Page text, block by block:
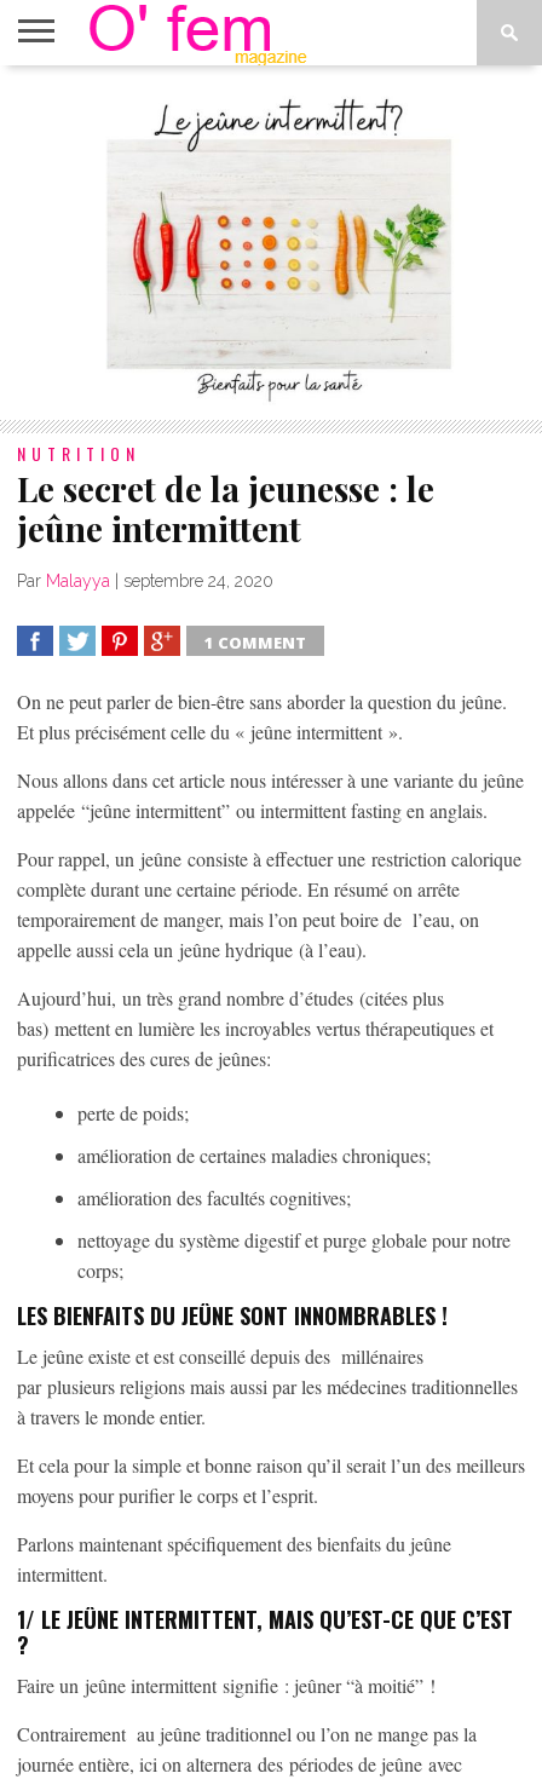
DÉCONSTRUIRE
NUTRITION
Le secret de la jeunesse : le
jeûne intermittent
Par Malayya | septembre 24, 2020
1 COMMENT
On ne peut parler de bien-être sans aborder la question du jeûne.
Et plus précisément celle du « jeûne intermittent ».
Nous allons dans cet article nous intéresser à une variante du jeûne
appelée “jeûne intermittent” ou intermittent fasting en anglais.
Pour rappel, un jeûne consiste à effectuer une restriction calorique
complète durant une certaine période. En résumé on arrête
temporairement de manger, mais l’on peut boire de l’eau, on
appelle aussi cela un jeûne hydrique (à l’eau).
Aujourd’hui, un très grand nombre d’études (citées plus
bas) mettent en lumière les incroyables vertus thérapeutiques et
purificatrices des cures de jeûnes:
perte de poids;
amélioration de certaines maladies chroniques;
amélioration des facultés cognitives;
nettoyage du système digestif et purge globale pour notre
corps;
LES BIENFAITS DU JEÛNE SONT INNOMBRABLES !
Le jeûne existe et est conseillé depuis des millénaires
par plusieurs religions mais aussi par les médecines traditionnelles
à travers le monde entier.
Et cela pour la simple et bonne raison qu’il serait l’un des meilleurs
moyens pour purifier le corps et l’esprit.
Parlons maintenant spécifiquement des bienfaits du jeûne
intermittent.
1/ LE JEÛNE INTERMITTENT, MAIS QU’EST-CE QUE C’EST
?
Faire un jeûne intermittent signifie : jeûner “à moitié” !
Contrairement au jeûne traditionnel ou l’on ne mange pas la
journée entière, ici on alternera des périodes de jeûne avec